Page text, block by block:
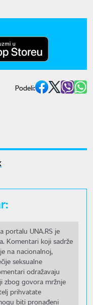
Podeli:
portalu UNA.RS je
Komentari koji sadrže
na nacionalnoj,
seksualne
odražavaju
zbog govora mržnje
prihvatate
biti pronađeni